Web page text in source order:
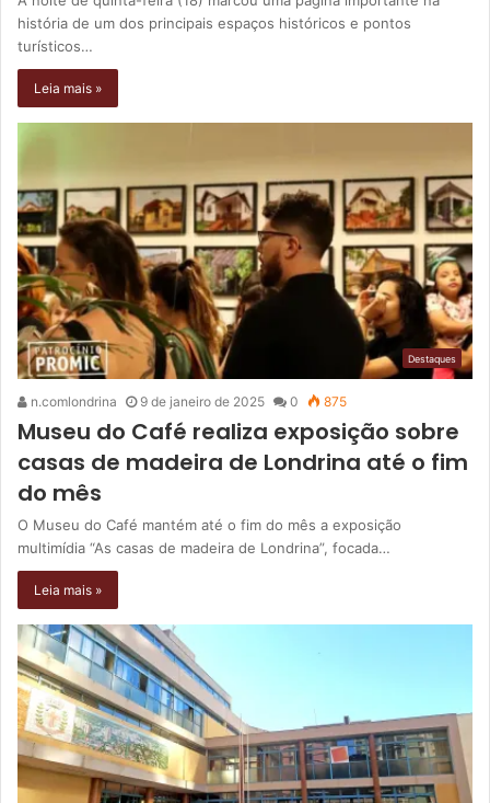
história de um dos principais espaços históricos e pontos
turísticos…
Leia mais »
Destaques
n.comlondrina 9 de janeiro de 2025 0 875
Museu do Café realiza exposição sobre
casas de madeira de Londrina até o fim
do mês
O Museu do Café mantém até o fim do mês a exposição
multimídia “As casas de madeira de Londrina”, focada…
Leia mais »